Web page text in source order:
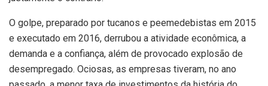
O golpe, preparado por tucanos e peemedebistas em 2015
e executado em 2016, derrubou a atividade econômica, a
demanda e a confiança, além de provocado explosão de
desempregado. Ociosas, as empresas tiveram, no ano